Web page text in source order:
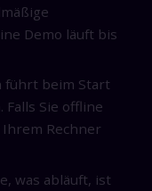
Demo läuft bis
führt beim Start
Sie offline
Rechner
was abläuft, ist